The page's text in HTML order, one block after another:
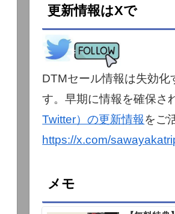
更新情報はXで
DTMセール情報は失効化
す。早期に情報を確保さ
Twitter）の更新情報をご
https://x.com/
メモ